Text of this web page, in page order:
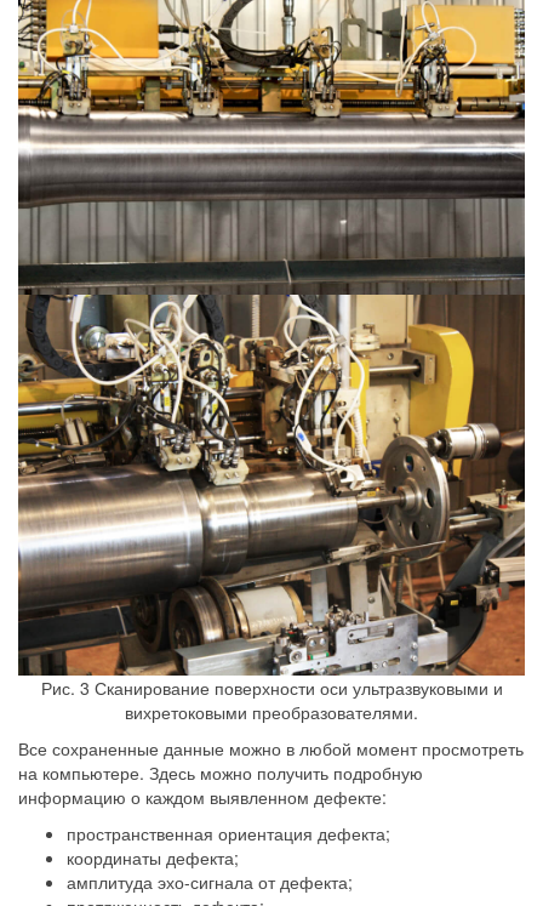
Рис. 3 Сканирование поверхности оси ультразвуковыми и
вихретоковыми преобразователями.
Все сохраненные данные можно в любой момент просмотреть
на компьютере. Здесь можно получить подробную
информацию о каждом выявленном дефекте:
пространственная ориентация дефекта;
координаты дефекта;
амплитуда эхо-сигнала от дефекта;